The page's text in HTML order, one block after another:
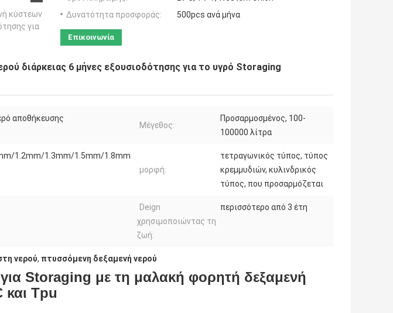
κύστεων
για
Δυνατότητα προσφοράς:
500pcs ανά μήνα
Επικοινωνία
διάρκειας 6 μήνες εξουσιοδότησης για το υγρό Storaging
αποθήκευσης
Μέγεθος:
Προσαρμοσμένος, 100-
100000 λίτρα
1.2mm/1.3mm/1.5mm/1.8mm
μορφή:
τετραγωνικός τύπος, τύπος
κρεμμυδιών, κυλινδρικός
τύπος, που προσαρμόζεται
Deign
χρησιμοποιώντας τη
ζωή:
περισσότερο από 3 έτη
νερού, πτυσσόμενη δεξαμενή νερού
Storaging με τη μαλακή φορητή δεξαμενή
και Tpu